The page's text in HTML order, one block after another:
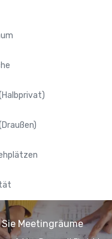
Meetingräume